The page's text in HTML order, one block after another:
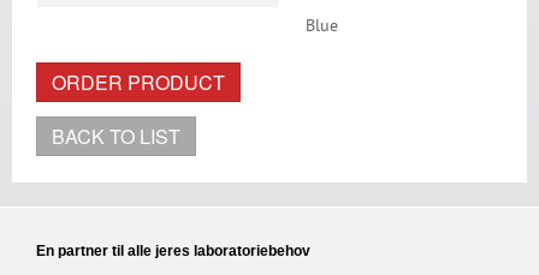
Blue
ORDER PRODUCT
BACK TO LIST
En partner til alle jeres laboratoriebehov